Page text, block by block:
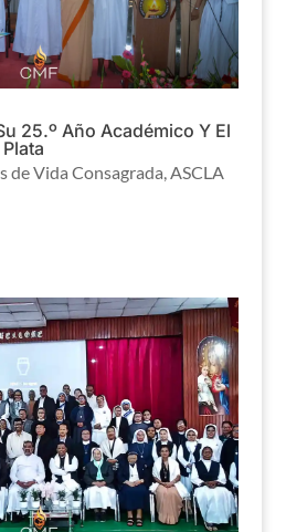
25.º Año Académico Y El
de Vida Consagrada ASCLA